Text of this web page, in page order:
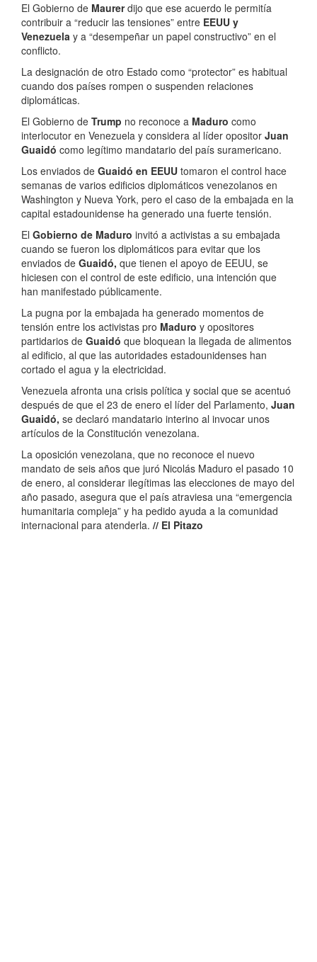
El Gobierno de Maurerdijo que ese acuerdo le permitía
contribuir a “reducir las tensiones” entre EEUU y
Venezuela y a “desempeñar un papel constructivo” en el
conflicto.
La designación de otro Estado como “protector” es habitual
cuando dos países rompen o suspenden relaciones
diplomáticas.
El Gobierno de Trump no reconoce a Maduro como
interlocutor en Venezuela y considera al líder opositor Juan
Guaidó como legítimo mandatario del país suramericano.
Los enviados de Guaidó en EEUU tomaron el control hace
semanas de varios edificios diplomáticos venezolanos en
Washington y Nueva York, pero el caso de la embajada en la
capital estadounidense ha generado una fuerte tensión.
El Gobierno de Maduro invitó a activistas a su embajada
cuando se fueron los diplomáticos para evitar que los
enviados de Guaidó, que tienen el apoyo de EEUU, se
hiciesen con el control de este edificio, una intención que
han manifestado públicamente.
La pugna por la embajada ha generado momentos de
tensión entre los activistas pro Maduro y opositores
partidarios de Guaidó que bloquean la llegada de alimentos
al edificio, al que las autoridades estadounidenses han
cortado el agua y la electricidad.
Venezuela afronta una crisis política y social que se acentuó
después de que el 23 de enero el líder del Parlamento, Juan
Guaidó, se declaró mandatario interino al invocar unos
artículos de la Constitución venezolana.
La oposición venezolana, que no reconoce el nuevo
mandato de seis años que juró Nicolás Maduro el pasado 10
de enero, al considerar ilegítimas las elecciones de mayo del
año pasado, asegura que el país atraviesa una “emergencia
humanitaria compleja” y ha pedido ayuda a la comunidad
internacional para atenderla. // El Pitazo